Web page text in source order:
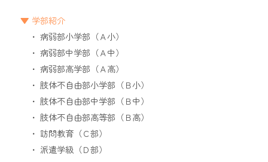
学部紹介
病弱部小学部（Ａ小）
病弱部中学部（Ａ中）
病弱部高学部（Ａ高）
肢体不自由部小学部（Ｂ小）
肢体不自由部中学部（Ｂ中）
肢体不自由部高等部（Ｂ高）
訪問教育（Ｃ部）
派遣学級（Ｄ部）